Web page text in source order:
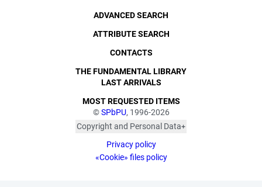
©SPbPU, 1996-2026
Copyright and Personal Data
published with the
consent of the individuals
Privacy policy
«Cookie» files policy
ADVANCED SEARCH
ATTRIBUTE SEARCH
CONTACTS
THE FUNDAMENTAL LIBRARY
LAST ARRIVALS
MOST REQUESTED ITEMS